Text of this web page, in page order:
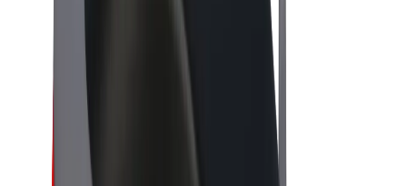
Bolt Drive
E-kola
Bolt Plus